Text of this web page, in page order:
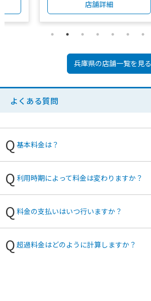
店舗詳細
兵庫県の店舗一覧を見る
よくある質問
基本料金は？
利用時期によって料金は変わりますか？
料金の支払いはいつ行いますか？
超過料金はどのように計算しますか？